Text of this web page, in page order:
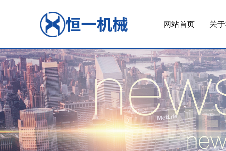
网站首页 关